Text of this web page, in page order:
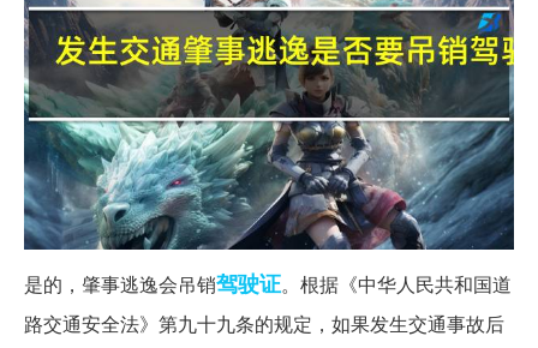
是的，肇事逃逸会吊销驾驶证。根据《中华人民共和国道
路交通安全法》第九十九条的规定，如果发生交通事故后